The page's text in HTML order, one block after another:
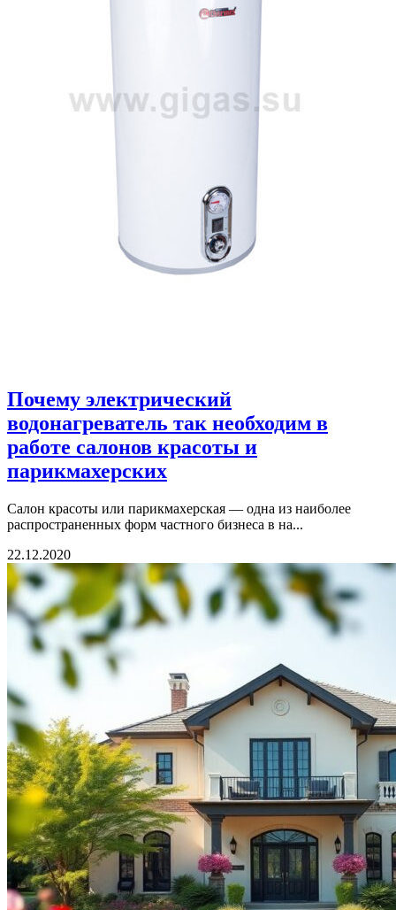
Почему электрический
водонагреватель так необходим в
работе салонов красоты и
парикмахерских
Салон красоты или парикмахерская — одна из наиболее
распространенных форм частного бизнеса в на...
22.12.2020